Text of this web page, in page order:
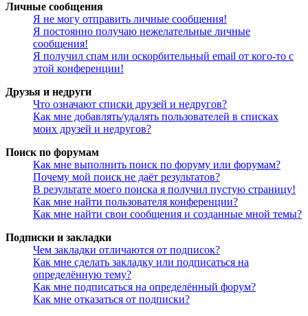
Личные сообщения
Я не могу отправить личные сообщения!
Я постоянно получаю нежелательные личные
сообщения!
Я получил спам или оскорбительный email от кого-то с
этой конференции!
Друзья и недруги
Что означают списки друзей и недругов?
Как мне добавлять/удалять пользователей в списках
моих друзей и недругов?
Поиск по форумам
Как мне выполнить поиск по форуму или форумам?
Почему мой поиск не даёт результатов?
В результате моего поиска я получил пустую страницу!
Как мне найти пользователя конференции?
Как мне найти свои сообщения и созданные мной темы?
Подписки и закладки
Чем закладки отличаются от подписок?
Как мне сделать закладку или подписаться на
определённую тему?
Как мне подписаться на определённый форум?
Как мне отказаться от подписки?